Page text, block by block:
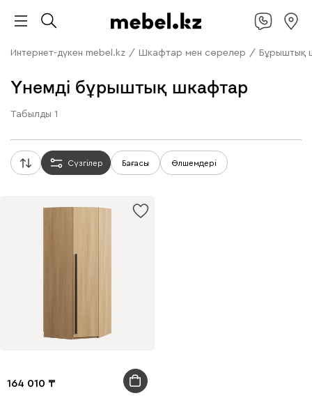
Интернет-дүкен mebel.kz / Шкафтар мен сөрелер / Бұрыштық
Үнемді бұрыштық шкафтар
Табылды 1
Сүзгілер Бағасы Өлшемдері
164 010